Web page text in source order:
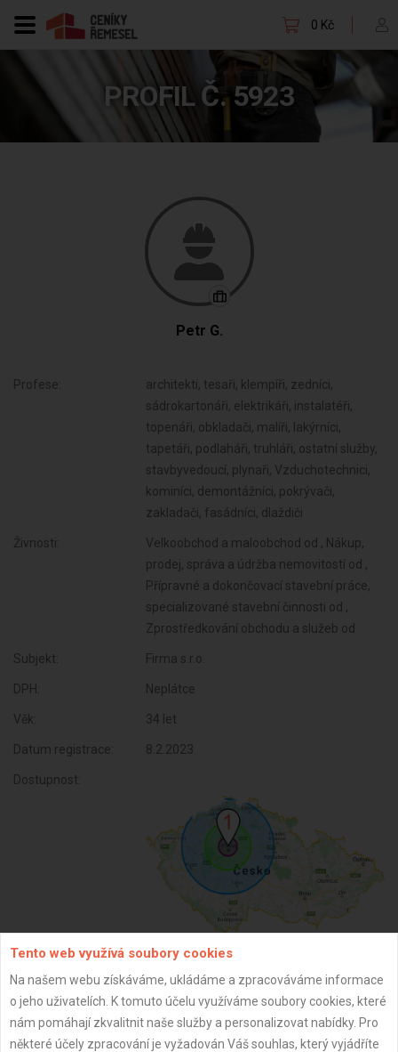
0 Kč
PROFIL Č. 5923
Petr G.
Profese:
architekti, tesaři, klempíři, zedníci,
sádrokartonáři, elektrikáři, instalatéři,
topenáři, obkladači, malíři, lakýrníci,
tapetáři, podlaháři, truhláři, ostatní služby,
stavbyvedoucí, plynaři, Vzduchotechnici,
kominíci, demontážníci, pokrývači,
zakladači, fasádníci, dlaždiči
Živnosti:
Velkoobchod a maloobchod od , Nákup,
prodej, správa a údržba nemovitostí od ,
Přípravné a dokončovací stavební práce,
specializované stavební činnosti od ,
Zprostředkování obchodu a služeb od
Subjekt: Firma s.r.o.
DPH: Neplátce
Věk: 34 let
Datum registrace: 8.2.2023
Dostupnost:
ZPĚT
Tento web využívá soubory cookies
Na našem webu získáváme, ukládáme a zpracováváme informace
o jeho uživatelích. K tomuto účelu využíváme soubory cookies, které
nám pomáhají zkvalitnit naše služby a personalizovat nabídky. Pro
některé účely zpracování je vyžadován Váš souhlas, který vyjádříte